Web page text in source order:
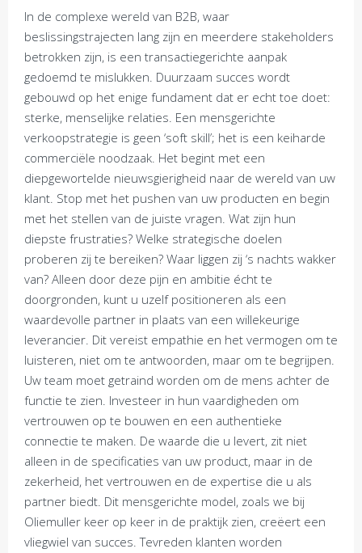
In de complexe wereld van B2B, waar
beslissingstrajecten lang zijn en meerdere stakeholders
betrokken zijn, is een transactiegerichte aanpak
gedoemd te mislukken. Duurzaam succes wordt
gebouwd op het enige fundament dat er echt toe doet:
sterke, menselijke relaties. Een mensgerichte
verkoopstrategie is geen ‘soft skill’; het is een keiharde
commerciële noodzaak. Het begint met een
diepgewortelde nieuwsgierigheid naar de wereld van uw
klant. Stop met het pushen van uw producten en begin
met het stellen van de juiste vragen. Wat zijn hun
diepste frustraties? Welke strategische doelen
proberen zij te bereiken? Waar liggen zij ‘s nachts wakker
van? Alleen door deze pijn en ambitie écht te
doorgronden, kunt u uzelf positioneren als een
waardevolle partner in plaats van een willekeurige
leverancier. Dit vereist empathie en het vermogen om te
luisteren, niet om te antwoorden, maar om te begrijpen.
Uw team moet getraind worden om de mens achter de
functie te zien. Investeer in hun vaardigheden om
vertrouwen op te bouwen en een authentieke
connectie te maken. De waarde die u levert, zit niet
alleen in de specificaties van uw product, maar in de
zekerheid, het vertrouwen en de expertise die u als
partner biedt. Dit mensgerichte model, zoals we bij
Oliemuller keer op keer in de praktijk zien, creëert een
vliegwiel van succes. Tevreden klanten worden